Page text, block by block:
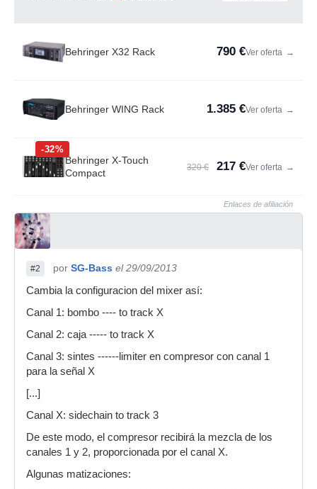
Behringer X32 Rack 790 €Ver oferta →
Behringer WING Rack 1.385 €Ver oferta →
-32%
Behringer X-Touch
Compact
320 € 217 €Ver oferta →
Enlaces de afiliación
#2 por SG-Bass el 29/09/2013
Cambia la configuracion del mixer así:
Canal 1: bombo ---- to track X
Canal 2: caja ----- to track X
Canal 3: sintes ------limiter en compresor con canal 1
para la señal X
[...]
Canal X: sidechain to track 3
De este modo, el compresor recibirá la mezcla de los
canales 1 y 2, proporcionada por el canal X.
Algunas matizaciones: